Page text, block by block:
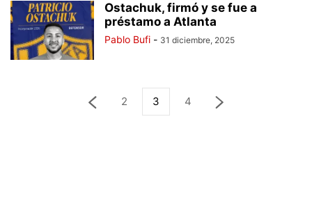
Ostachuk, firmó y se fue a
préstamo a Atlanta
Pablo Bufi - 31 diciembre, 2025
2 3 4